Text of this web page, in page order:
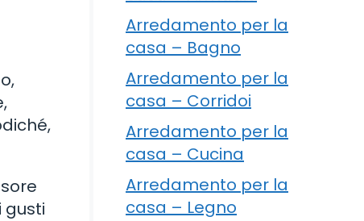
gusti
Arredamento per la
casa – Bagno
Arredamento per la
casa – Corridoi
Arredamento per la
casa – Cucina
Arredamento per la
casa – Legno